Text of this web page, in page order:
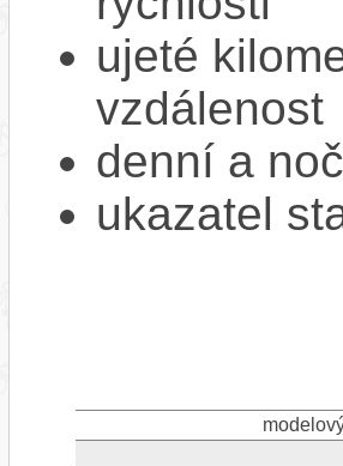
ujeté
vzdálenost
denní a
ukazatel